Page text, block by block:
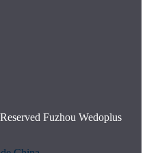
Fuzhou Wedoplus